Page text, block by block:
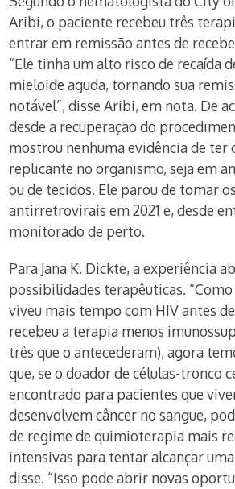
Aribi, o paciente recebeu três
entrar em remissão antes de
“Ele tinha um alto risco de recaída
mieloide aguda, tornando sua
notável”, disse Aribi, em nota. De
desde a recuperação do
mostrou nenhuma evidência de ter
replicante no organismo, seja em
ou de tecidos. Ele parou de tomar
antirretrovirais em 2021 e, desde
monitorado de perto.
Para Jana K. Dickte, a experiência
possibilidades terapêuticas.
viveu mais tempo com HIV antes
recebeu a terapia menos
três que o antecederam), agora
que, se o doador de células-tronco
encontrado para pacientes que
desenvolvem câncer no sangue,
de regime de quimioterapia mais
intensivas para tentar alcançar
disse. “Isso pode abrir novas